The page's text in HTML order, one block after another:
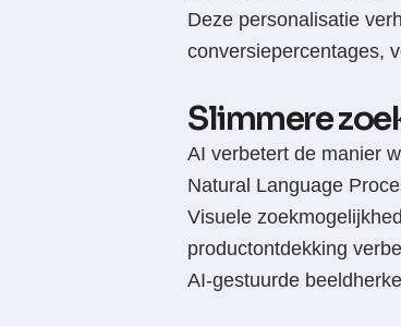
Deze personalisatie
conversiepercentages,
Slimmere
AI verbetert de manier
Natural Language
Visuele
productontdekking
AI-gestuurde